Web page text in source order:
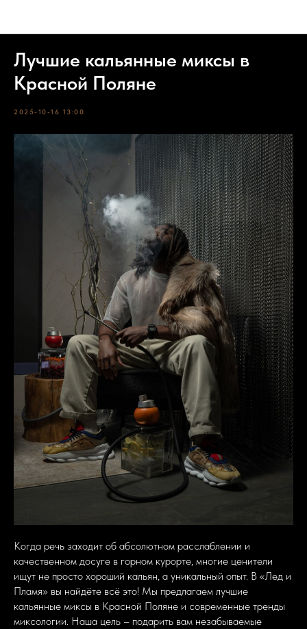
Лучшие кальянные миксы в
Красной Поляне
2025-10-16 13:00
Когда речь заходит об абсолютном расслаблении и
качественном досуге в горном курорте, многие ценители
ищут не просто хороший кальян, а уникальный опыт. В «Лед и
Пламя» вы найдёте всё это! Мы предлагаем лучшие
кальянные миксы в Красной Поляне и современные тренды
миксологии. Наша цель – подарить вам незабываемые